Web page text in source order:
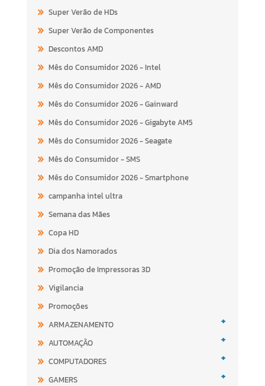
Super Verão de HDs
Super Verão de Componentes
Descontos AMD
Mês do Consumidor 2026 - Intel
Mês do Consumidor 2026 - AMD
Mês do Consumidor 2026 - Gainward
Mês do Consumidor 2026 - Gigabyte AM5
Mês do Consumidor 2026 - Seagate
Mês do Consumidor - SMS
Mês do Consumidor 2026 - Smartphone
campanha intel ultra
Semana das Mães
Copa HD
Dia dos Namorados
Promoção de Impressoras 3D
Vigilancia
Promoções
ARMAZENAMENTO
+
AUTOMAÇÃO +
COMPUTADORES +
GAMERS +